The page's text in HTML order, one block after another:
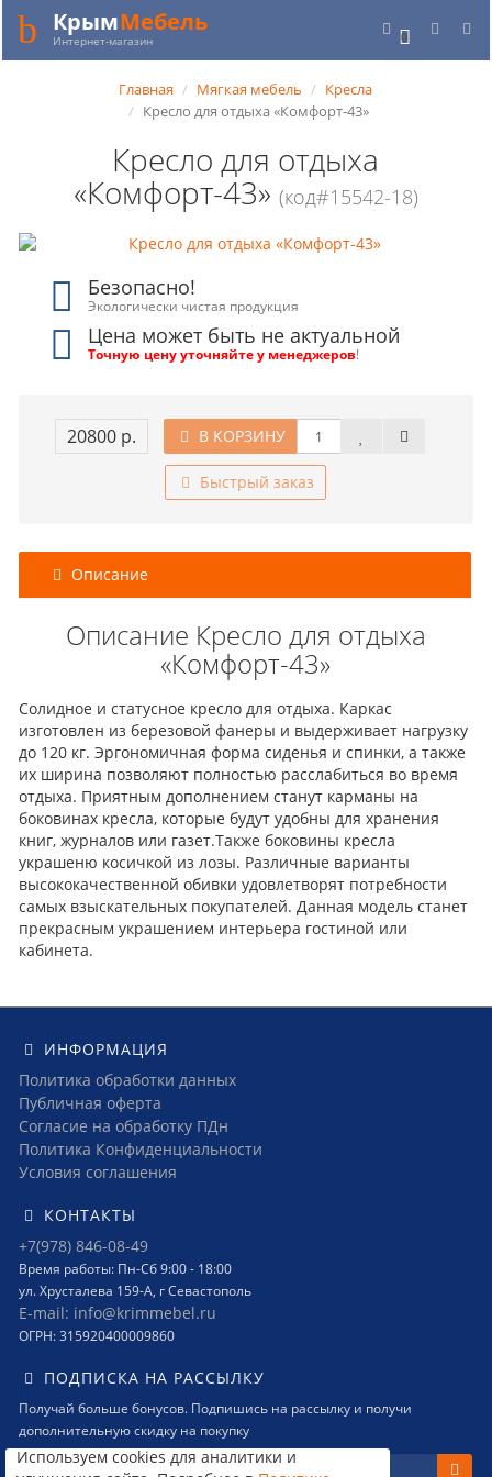
0
КрымМебель
Интернет-магазин
Главная Мягкая мебель
Кресла
Кресло для отдыха «Комфорт-43»
Кресло для отдыха
«Комфорт-43» (код#15542-18)
Безопасно!
Экологически чистая продукция
Цена может быть не актуальной
Точную цену уточняйте у менеджеров!
20800 р. В КОРЗИНУ
Быстрый заказ
Описание
Описание Кресло для отдыха
«Комфорт-43»
Солидное и статусное кресло для отдыха. Каркас
изготовлен из березовой фанеры и выдерживает нагрузку
до 120 кг. Эргономичная форма сиденья и спинки, а также
их ширина позволяют полностью расслабиться во время
отдыха. Приятным дополнением станут карманы на
боковинах кресла, которые будут удобны для хранения
книг, журналов или газет.Также боковины кресла
украшеню косичкой из лозы. Различные варианты
высококачественной обивки удовлетворят потребности
самых взыскательных покупателей. Данная модель станет
прекрасным украшением интерьера гостиной или
кабинета.
Используем cookies для аналитики и
ИНФОРМАЦИЯ
Политика обработки данных
Публичная оферта
Согласие на обработку ПДн
Политика Конфиденциальности
Условия соглашения
КОНТАКТЫ
+7(978) 846-08-49
Время работы: Пн-Сб 9:00 - 18:00
ул. Хрусталева 159-А, г Севастополь
E-mail: info@krimmebel.ru
ОГРН: 315920400009860
ПОДПИСКА НА РАССЫЛКУ
Получай больше бонусов. Подпишись на рассылку и получи
дополнительную скидку на покупку